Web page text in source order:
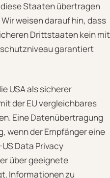
Staaten übertragen
weisen darauf hin, dass
Drittstaaten kein mit
garantiert
USA als sicherer
der EU vergleichbares
Eine Datenübertragung
wenn der Empfänger eine
Data Privacy
über geeignete
Informationen zu